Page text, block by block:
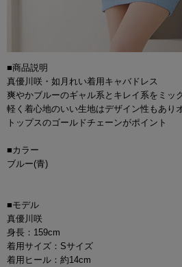
■商品説明
真優川咲・如月れい着用キャバドレス
爽やかブルーのギャル系とキレイ系をミッ
軽く着心地のいい生地はデザイン性もあり
トップスのゴールドチェーンがポイント
■カラー
ブルー(青)
■モデル
真優川咲
身長：159cm
着用サイズ：Sサイズ
着用ヒール：約14cm